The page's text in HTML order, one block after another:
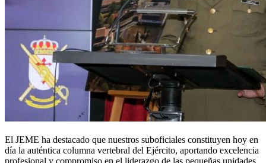
El JEME ha destacado que nuestros suboficiales constituyen hoy en
día la auténtica columna vertebral del Ejército, aportando excelencia